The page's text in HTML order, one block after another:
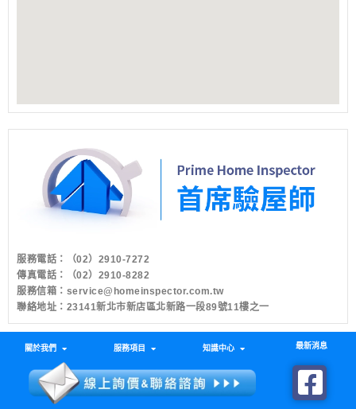
服務電話：
（02）2910-7272
傳真電話：（02）2910-8282
服務信箱： service@homeinspector.com.tw
聯絡地址：23141新北市新店區北新路一段89號11樓之一
關於我們 服務項目 知識中心 最新消息